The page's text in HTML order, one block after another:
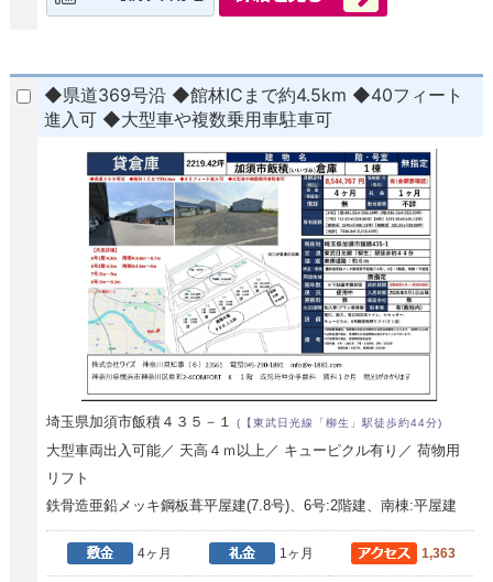
◆県道369号沿 ◆館林ICまで約4.5km ◆40フィート
進入可 ◆大型車や複数乗用車駐車可
埼玉県加須市飯積４３５－１(【東武日光線「柳生」駅徒歩約44分)
大型車両出入可能／ 天高４ｍ以上／ キューピクル有り／ 荷物用
リフト
鉄骨造亜鉛メッキ鋼板葺平屋建(7.8号)、6号:2階建、南棟:平屋建
4ヶ月 1ヶ月 1,363